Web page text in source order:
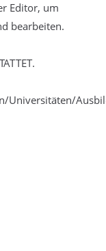
Editor, um
bearbeiten.
Universitäten/